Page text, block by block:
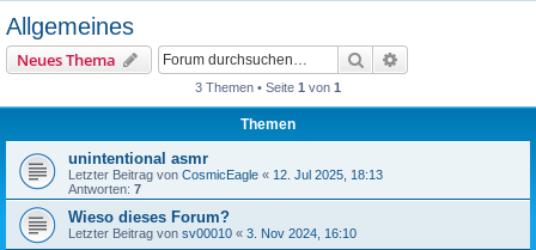
Allgemeines
Neues Thema Suche
3 Themen • Seite 1 von 1
Themen
unintentional asmr
Letzter Beitrag von CosmicEagle « 12. Jul 2025, 18:13
Antworten: 7
Wieso dieses Forum?
Letzter Beitrag von sv00010 « 3. Nov 2024, 16:10